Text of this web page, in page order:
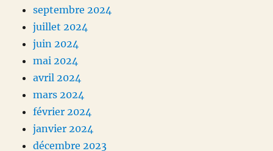
septembre 2024
juillet 2024
juin 2024
mai 2024
avril 2024
mars 2024
février 2024
janvier 2024
décembre 2023